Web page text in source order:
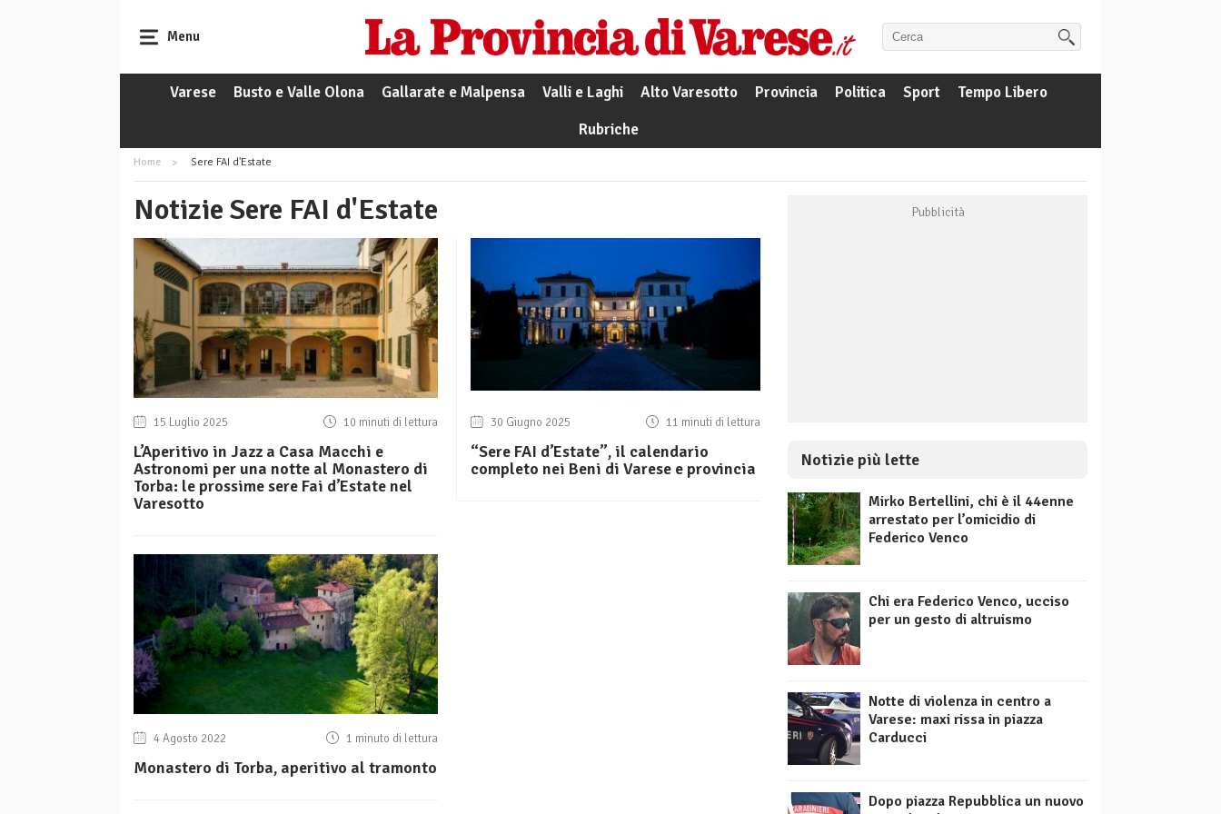
Menu
Varese Busto e Valle Olona Gallarate e Malpensa Valli e Laghi Alto Varesotto Provincia Politica Sport
Tempo Libero
Rubriche
Home Sere FAI d'Estate
Notizie Sere FAI d'Estate
15 Luglio 2025 10 minuti di lettura
L’Aperitivo in Jazz a Casa Macchi e
Astronomi per una notte al Monastero di
Torba: le prossime sere Fai d’Estate nel
Varesotto
30 Giugno 2025 11 minuti di lettura
“Sere FAI d’Estate”, il calendario
completo nei Beni di Varese e provincia
4 Agosto 2022 1 minuto di lettura
Monastero di Torba, aperitivo al tramonto
Notizie più lette
Mirko Bertellini, chi è il 44enne
arrestato per l’omicidio di
Federico Venco
Chi era Federico Venco, ucciso
per un gesto di altruismo
Notte di violenza in centro a
Varese: maxi rissa in piazza
Carducci
Dopo piazza Repubblica un nuovo